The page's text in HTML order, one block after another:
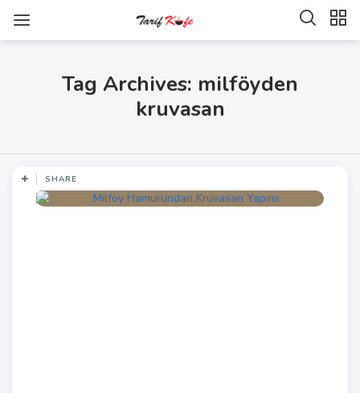
Tag Archives: milföyden
kruvasan
SHARE